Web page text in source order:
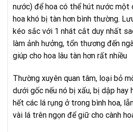
nước) để hoa có thể hút nước một
hoa khó bị tàn hơn bình thường.
kéo sắc với 1 nhát cắt duy nhất
làm ảnh hưởng, tổn thương đến
giúp cho hoa lâu tàn hơn rất nhiều
Thường xuyên quan tâm, loại bỏ
dưới gốc nếu nó bị xấu, bị dập hay
hết các lá rụng ở trong bình hoa,
vài lá trên ngọn để giữ cho cành